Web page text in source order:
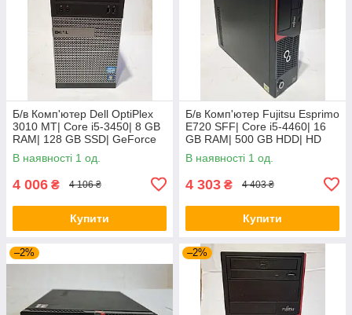
Б/в Комп'ютер Dell OptiPlex
3010 MT| Core i5-3450| 8 GB
RAM| 128 GB SSD| GeForce
8400 GS 512MB
В наявності 1 од.
4 006 ₴ 4 106 ₴
Купити
Б/в Комп'ютер Fujitsu Esprimo
E720 SFF| Core i5-4460| 16
GB RAM| 500 GB HDD| HD
4600
В наявності 1 од.
4 303 ₴ 4 403 ₴
Купити
–2% –2%